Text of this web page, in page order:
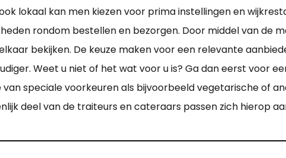
lokaal kan men kiezen voor prima instellingen en
rondom bestellen en bezorgen. Door middel van de
bekijken. De keuze maken voor een relevante
Weet u niet of het wat voor u is? Ga dan eerst voor
van speciale voorkeuren als bijvoorbeeld vegetarische of
deel van de traiteurs en cateraars passen zich hierop